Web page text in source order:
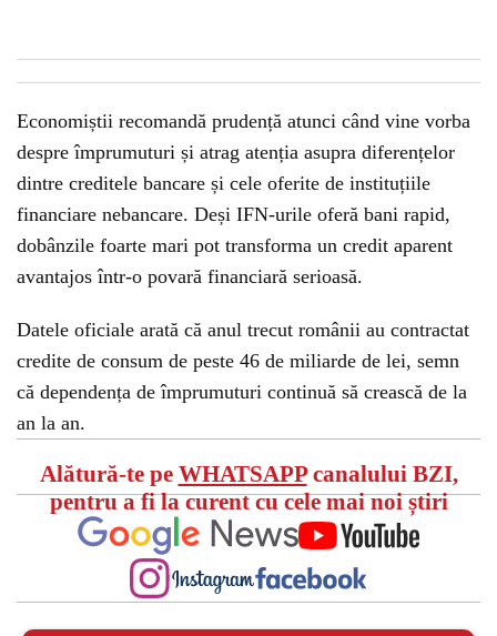
Economiștii recomandă prudență atunci când vine vorba
despre împrumuturi și atrag atenția asupra diferențelor
dintre creditele bancare și cele oferite de instituțiile
financiare nebancare. Deși IFN-urile oferă bani rapid,
dobânzile foarte mari pot transforma un credit aparent
avantajos într-o povară financiară serioasă.
Datele oficiale arată că anul trecut românii au contractat
credite de consum de peste 46 de miliarde de lei, semn
că dependența de împrumuturi continuă să crească de la
an la an.
Alătură-te pe WHATSAPPcanalului BZI,
pentru a fi la curent cu cele mai noi știri